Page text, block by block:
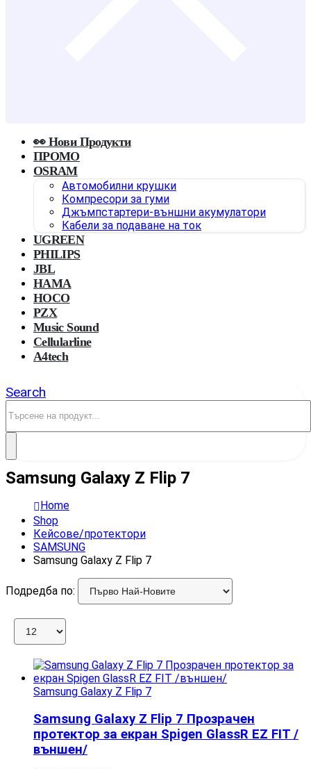
👀 Нови Продукти
ПРОМО
OSRAM
Автомобилни крушки
Компресори за гуми
Джъмпстартери-външни акумулатори
Кабели за подаване на ток
UGREEN
PHILIPS
JBL
HAMA
HOCO
PZX
Music Sound
Cellularline
A4tech
Search
Samsung Galaxy Z Flip 7
Home
Shop
Кейсове/протектори
SAMSUNG
Samsung Galaxy Z Flip 7
Подредба по:
Samsung Galaxy Z Flip 7
Samsung Galaxy Z Flip 7 Прозрачен
протектор за екран Spigen GlassR EZ FIT /
външен/